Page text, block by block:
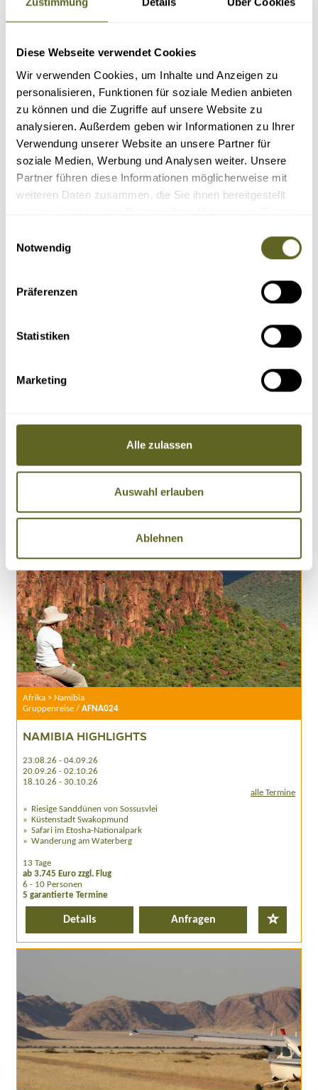
Diese Webseite verwendet Cookies
Wir verwenden Cookies, um Inhalte und Anzeigen zu
personalisieren, Funktionen für soziale Medien anbieten
zu können und die Zugriffe auf unsere Website zu
analysieren. Außerdem geben wir Informationen zu Ihrer
Verwendung unserer Website an unsere Partner für
soziale Medien, Werbung und Analysen weiter. Unsere
Partner führen diese Informationen möglicherweise mit
weiteren Daten zusammen, die Sie ihnen bereitgestellt
Notwendig
Präferenzen
Statistiken
Marketing
Alle zulassen
Auswahl erlauben
Ablehnen
Peter Kiefer
ab 2.550 Euro zzgl. Flug
Buchen
ÄHNLICHE REISEN, VERLÄNGERUNGEN &
ZUSATZPROGRAMME
Afrika > Namibia
Gruppenreise / AFNA024
NAMIBIA HIGHLIGHTS
23.08.26 - 04.09.26
20.09.26 - 02.10.26
18.10.26 - 30.10.26
alle Termine
Riesige Sanddünen von Sossusvlei
Küstenstadt Swakopmund
Safari im Etosha-Nationalpark
Wanderung am Waterberg
13 Tage
ab 3.745 Euro zzgl. Flug
6 - 10 Personen
5 garantierte Termine
Details Anfragen